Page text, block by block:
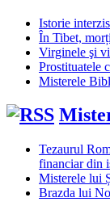
Istorie
În Tibet,
Virginele şi
Prostituatele
Misterele
Tezaurul
financiar din
Misterele lui
Brazda lui